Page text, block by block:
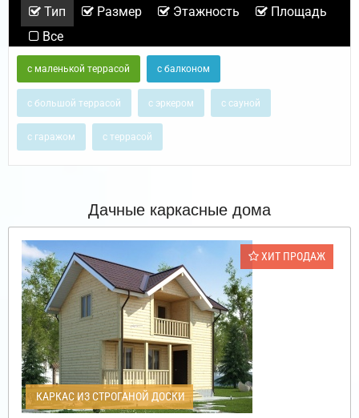
Тип Размер Этажность
Площадь
Все
с маленькой террасой с балконом
с большой террасой с эркером с сауной
с гаражом с террасой
Дачные каркасные дома
ХИТ ПРОДАЖ
КАРКАС ИЗ СТРОГАНОЙ ДОСКИ